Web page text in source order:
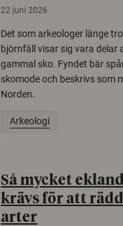
22 juni 2026
Det som arkeologer länge
björnfäll visar sig vara delar
gammal sko. Fyndet bär
skomode och beskrivs som
Norden.
Arkeologi
Så mycket
krävs för att
arter